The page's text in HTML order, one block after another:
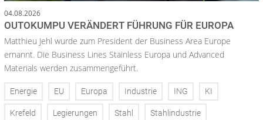
04.08.2026
OUTOKUMPU VERÄNDERT FÜHRUNG FÜR EUROPA
Matthieu Jehl wurde zum President der Business Area Europe
ernannt. Die Business Lines Stainless Europa und Advanced
Materials werden zusammengeführt.
Energie EU Europa Industrie ING KI
Krefeld Legierungen Stahl Stahlindustrie